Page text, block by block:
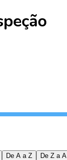
De A a Z De Z a A